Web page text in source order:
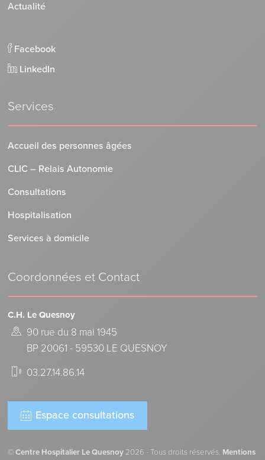
Actualité
Facebook
LinkedIn
Services
Accueil des personnes âgées
CLIC – Relais Autonomie
Consultations
Hospitalisation
Services à domicile
Coordonnées et Contact
C.H. Le Quesnoy
90 rue du 8 mai 1945
BP 20061 - 59530 LE QUESNOY
03.27.14.86.14
Espace consultations
©Centre Hospitalier Le Quesnoy 2026 - Tous droits réservés. Mentions